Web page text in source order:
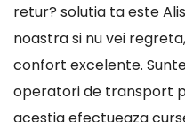
retur? solutia ta este
noastra si nu vei
confort excelente.
operatori de transport